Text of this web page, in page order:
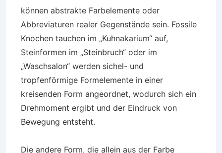
können abstrakte Farbelemente oder
Abbreviaturen realer Gegenstände sein. Fossile
Knochen tauchen im „Kuhnakarium“ auf,
Steinformen im „Steinbruch“ oder im
„Waschsalon“ werden sichel- und
tropfenförmige Formelemente in einer
kreisenden Form angeordnet, wodurch sich ein
Drehmoment ergibt und der Eindruck von
Bewegung entsteht.
Die andere Form, die allein aus der Farbe